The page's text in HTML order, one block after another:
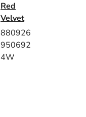
Red
Velvet
880926
950692
4W